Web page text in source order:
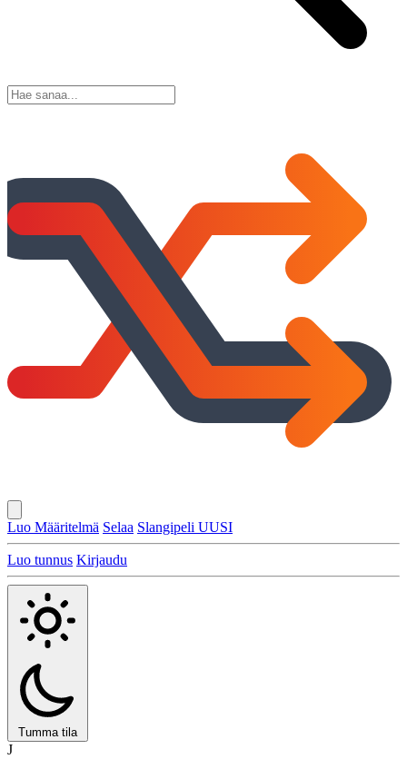
Luo Määritelmä Selaa Slangipeli UUSI
Luo tunnus Kirjaudu
Tumma tila
J